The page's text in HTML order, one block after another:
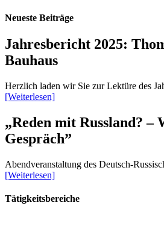
Neueste Beiträge
Jahresbericht 2025:
Bauhaus
Herzlich laden wir Sie zur Lektüre des
[Weiterlesen]
„Reden mit Russland? –
Gespräch”
Abendveranstaltung des Deutsch-
[Weiterlesen]
Tätigkeitsbereiche